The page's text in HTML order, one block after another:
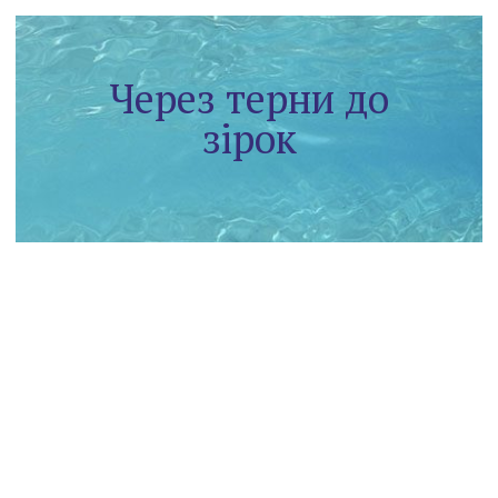
Через терни до
зірок